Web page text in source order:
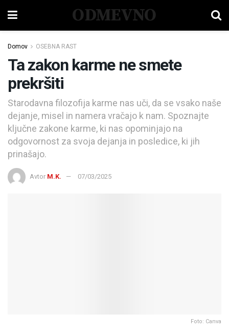
ODMEVNO
Domov OSEBNA RAST
Ta zakon karme ne smete
prekršiti
Starodavna filozofija karme nas uči, da se vsako naše
dejanje, misel in namera vračajo k nam. Spoznajte
ključne zakone karme, ki nas opominjajo na
odgovornost za svoja dejanja in posledice, ki jih
prinašajo.
Avtor M.K. 07/03/2025
Foto: Canva